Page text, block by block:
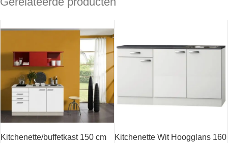
Kitchenette/buffetkast 150 cm
Kitchenette Wit Hoogglans 160